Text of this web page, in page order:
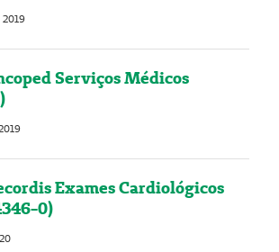
2019
Serviços Médicos
Exames Cardiológicos
0)